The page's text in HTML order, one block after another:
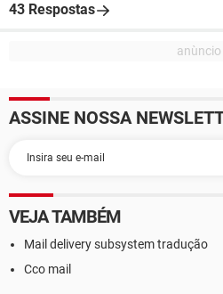
43 Respostas
ASSINE NOSSA
VEJA TAMBÉM
Mail delivery subsystem tradução
Cco mail